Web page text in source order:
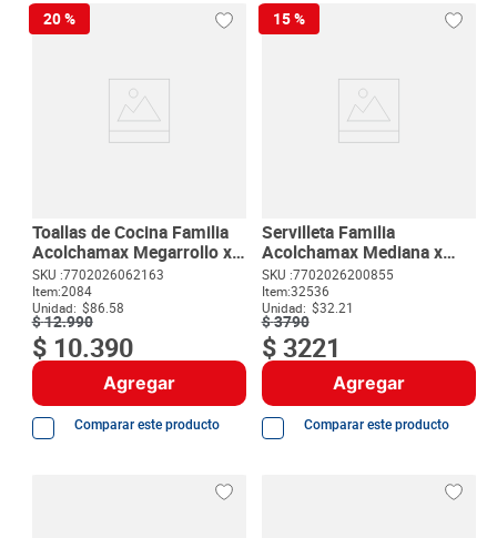
20 %
Toallas de Cocina Familia
Acolchamax Megarrollo x
120 Toallas
SKU :7702026062163
Item:2084
Unidad: $86.58
$12.990
$ 10.390
Agregar
Comparar este producto
15 %
Servilleta Familia
Acolchamax Mediana x
100 unds
SKU :7702026200855
Item:32536
Unidad: $32.21
$3790
$ 3221
Agregar
Comparar este producto